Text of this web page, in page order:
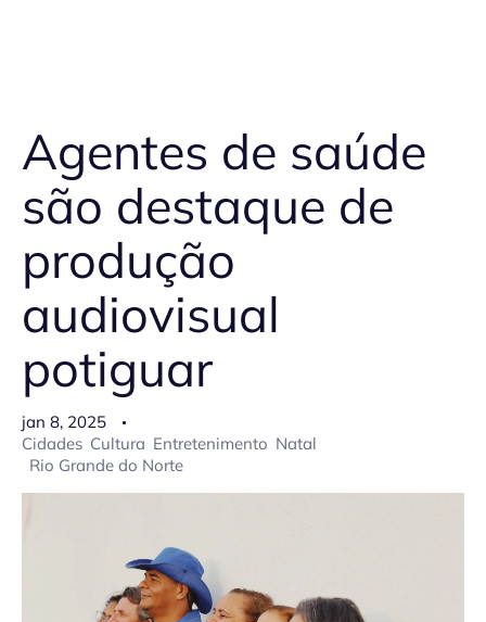
Agentes de saúde
são destaque de
produção
audiovisual
potiguar
jan 8, 2025
Cidades Cultura Entretenimento Natal
Rio Grande do Norte